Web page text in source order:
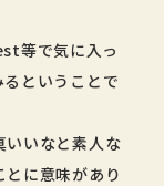
等で気に入っ
ということで
いいなと素人な
に意味があり